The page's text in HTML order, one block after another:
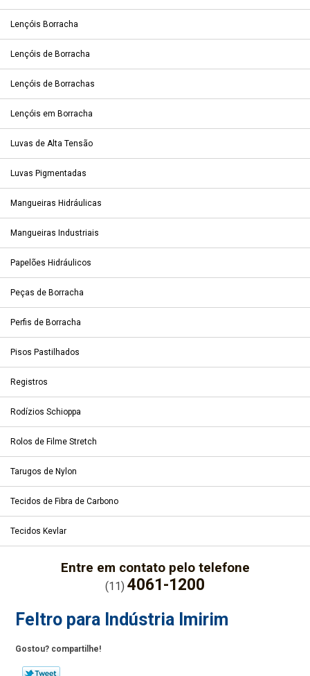
Lençóis Borracha
Lençóis de Borracha
Lençóis de Borrachas
Lençóis em Borracha
Luvas de Alta Tensão
Luvas Pigmentadas
Mangueiras Hidráulicas
Mangueiras Industriais
Papelões Hidráulicos
Peças de Borracha
Perfis de Borracha
Pisos Pastilhados
Registros
Rodízios Schioppa
Rolos de Filme Stretch
Tarugos de Nylon
Tecidos de Fibra de Carbono
Tecidos Kevlar
Entre em contato pelo telefone
(11) 4061-1200
Feltro para Indústria Imirim
Gostou? compartilhe!